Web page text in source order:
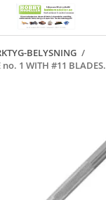
BELYSNING /
no. 1 WITH #11 BLADES.